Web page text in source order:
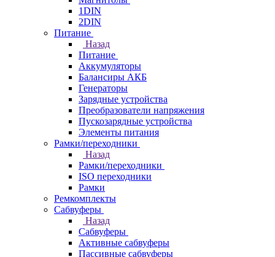
1DIN
2DIN
Питание
Назад
Питание
Аккумуляторы
Балансиры АКБ
Генераторы
Зарядные устройства
Преобразователи напряжения
Пускозарядные устройства
Элементы питания
Рамки/переходники
Назад
Рамки/переходники
ISO переходники
Рамки
Ремкомплекты
Сабвуферы
Назад
Сабвуферы
Активные сабвуферы
Пассивные сабвуферы